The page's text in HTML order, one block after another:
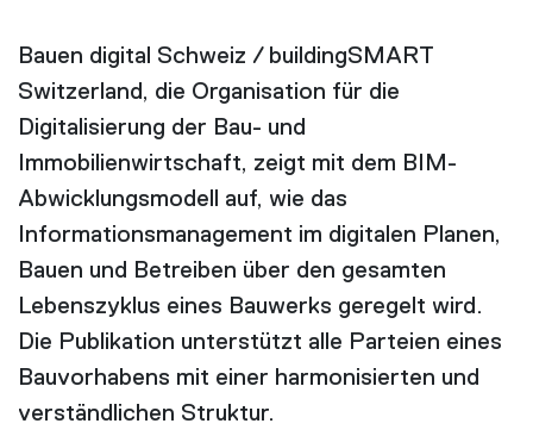
Bauen digital Schweiz / buildingSMART
Switzerland, die Organisation für die
Digitalisierung der Bau- und
Immobilienwirtschaft, zeigt mit dem BIM-
Abwicklungsmodell auf, wie das
Informationsmanagement im digitalen Planen,
Bauen und Betreiben über den gesamten
Lebenszyklus eines Bauwerks geregelt wird.
Die Publikation unterstützt alle Parteien eines
Bauvorhabens mit einer harmonisierten und
verständlichen Struktur.